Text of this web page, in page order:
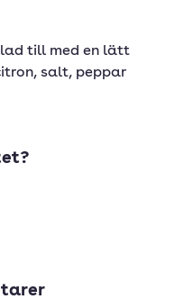
till med en lätt
salt, peppar